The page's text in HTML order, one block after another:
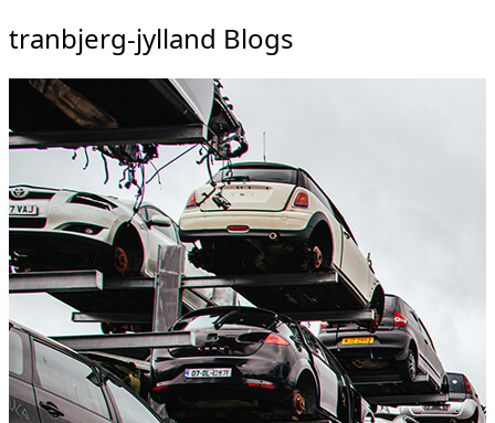
tranbjerg-jylland Blogs